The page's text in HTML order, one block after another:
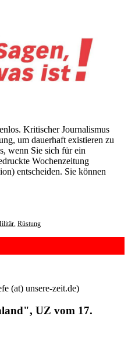
Kritischer Journalismus
um dauerhaft existieren zu
wenn Sie sich für ein
Wochenzeitung
entscheiden. Sie können
, Rüstung
(at) unsere-zeit.de)
UZ vom 17.